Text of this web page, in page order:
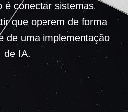
é conectar sistemas
que operem de forma
de uma implementação
de IA.